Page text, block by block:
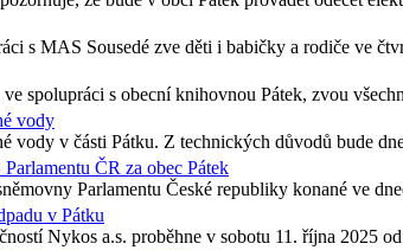
s MAS Sousedé zve děti i babičky a rodiče ve
ve spolupráci s obecní knihovnou Pátek, zvou
vody
vody v části Pátku. Z technických důvodů bude
ČR za obec Pátek
Parlamentu České republiky konané ve
v Pátku
Nykos a.s. proběhne v sobotu 11. října 2025